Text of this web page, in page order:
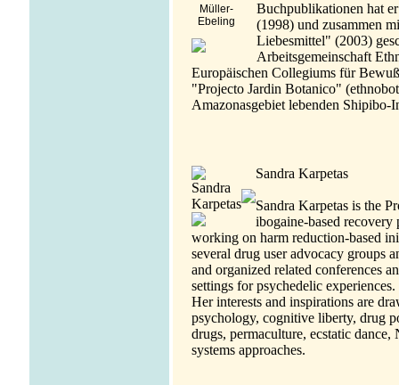
Müller-
Ebeling
Buchpublikationen hat
(1998) und zusammen
Liebesmittel" (2003)
Arbeitsgemeinschaft
Europäischen Collegiums für
"Projecto Jardin Botanico"
Amazonasgebiet lebenden Shipibo-
Sandra Karpetas
Sandra Karpetas is the
ibogaine-based recovery
working on harm reduction-based
several drug user advocacy groups
and organized related conferences
settings for psychedelic experiences.
Her interests and inspirations are
psychology, cognitive liberty, drug
drugs, permaculture, ecstatic
systems approaches.